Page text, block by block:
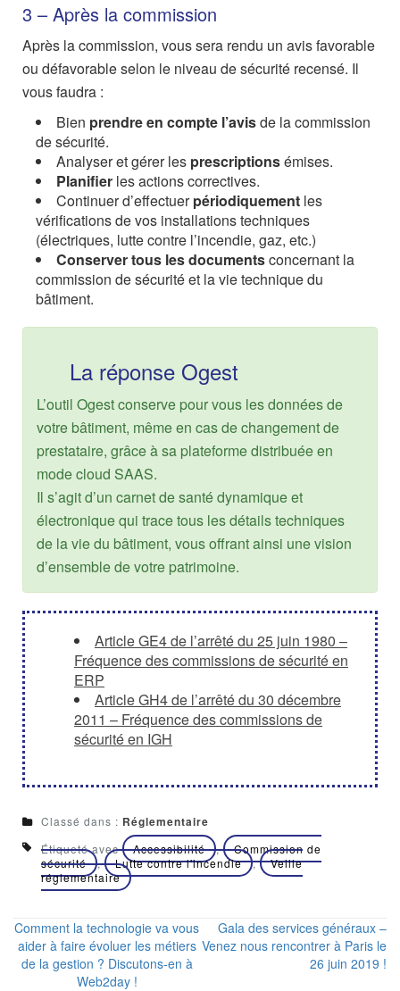
3 – Après la commission
Après la commission, vous sera rendu un avis favorable
ou défavorable selon le niveau de sécurité recensé. Il
vous faudra :
Bien prendre en compte l’avisde la commission
de sécurité.
Analyser et gérer les prescriptionsémises.
Planifier les actions correctives.
Continuer d’effectuerpériodiquement les
vérifications de vos installations techniques
(électriques, lutte contre l’incendie, gaz, etc.)
Conserver tous les documentsconcernant la
commission de sécurité et la vie technique du
bâtiment.
La réponse Ogest
L’outil Ogest conserve pour vous les données de
votre bâtiment, même en cas de changement de
prestataire, grâce à sa plateforme distribuée en
mode cloud SAAS.
Il s’agit d’un carnet de santé dynamique et
électronique qui trace tous les détails techniques
de la vie du bâtiment, vous offrant ainsi une vision
d’ensemble de votre patrimoine.
Article GE4 de l’arrêté du 25 juin 1980 –
Fréquence des commissions de sécurité en
ERP
Article GH4 de l’arrêté du 30 décembre
2011 – Fréquence des commissions de
sécurité en IGH
Classé dans : Réglementaire
Étiqueté avec Accessibilité ,
Commission de
sécurité
, Lutte contre l'incendie ,
Veille
réglementaire
Comment la technologie va vous
aider à faire évoluer les métiers
de la gestion ? Discutons-en à
Web2day !
Gala des services généraux –
Venez nous rencontrer à Paris le
26 juin 2019 !